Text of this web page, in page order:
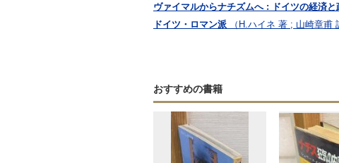
ヴァイマルからナチズムへ : ドイツの経済と
ドイツ・ロマン派
（H.ハイネ 著 ; 山崎章甫
おすすめの書籍